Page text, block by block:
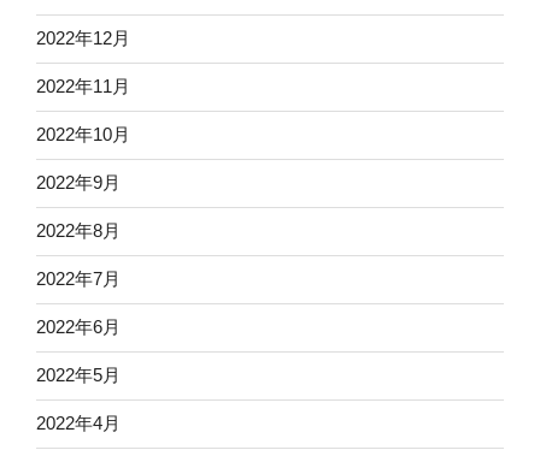
2022年12月
2022年11月
2022年10月
2022年9月
2022年8月
2022年7月
2022年6月
2022年5月
2022年4月